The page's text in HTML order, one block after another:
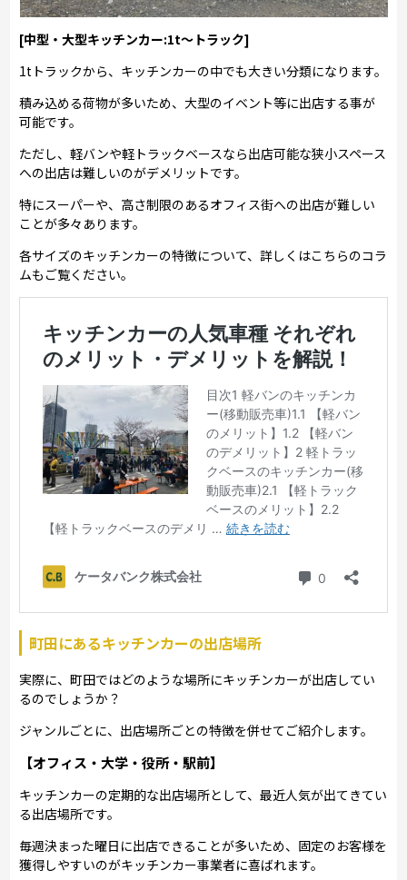
[中型・大型キッチンカー:1t～トラック]
1tトラックから、キッチンカーの中でも大きい分類になります。
積み込める荷物が多いため、大型のイベント等に出店する事が
可能です。
ただし、軽バンや軽トラックベースなら出店可能な狭小スペース
への出店は難しいのがデメリットです。
特にスーパーや、高さ制限のあるオフィス街への出店が難しい
ことが多々あります。
各サイズのキッチンカーの特徴について、詳しくはこちらのコラ
ムもご覧ください。
町田にあるキッチンカーの出店場所
実際に、町田ではどのような場所にキッチンカーが出店してい
るのでしょうか？
ジャンルごとに、出店場所ごとの特徴を併せてご紹介します。
【オフィス・大学・役所・駅前】
キッチンカーの定期的な出店場所として、最近人気が出てきてい
る出店場所です。
毎週決まった曜日に出店できることが多いため、固定のお客様を
獲得しやすいのがキッチンカー事業者に喜ばれます。